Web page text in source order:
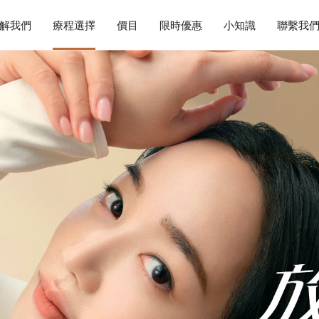
我們 療程選擇 價目 限時優惠 小知識 聯繫我們